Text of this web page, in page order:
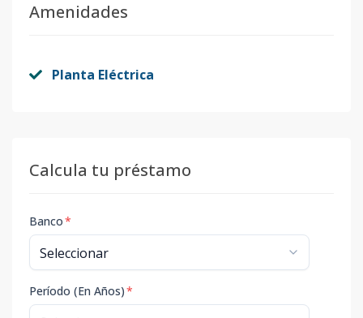
Amenidades
Planta Eléctrica
Calcula tu préstamo
Banco*
Período (En Años)*